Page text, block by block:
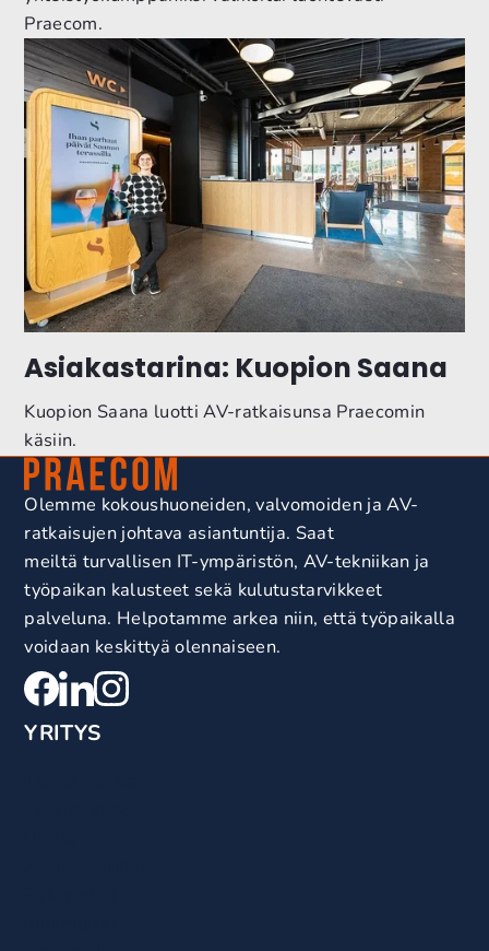
Praecom.
Asiakastarina: Kuopion Saana
Kuopion Saana luotti AV-ratkaisunsa Praecomin
käsiin.
Olemme kokoushuoneiden, valvomoiden ja AV-
ratkaisujen johtava asiantuntija. Saat
meiltä turvallisen IT-ympäristön, AV-tekniikan ja
työpaikan kalusteet sekä kulutustarvikkeet
palveluna. Helpotamme arkea niin, että työpaikalla
voidaan keskittyä olennaiseen.
YRITYS